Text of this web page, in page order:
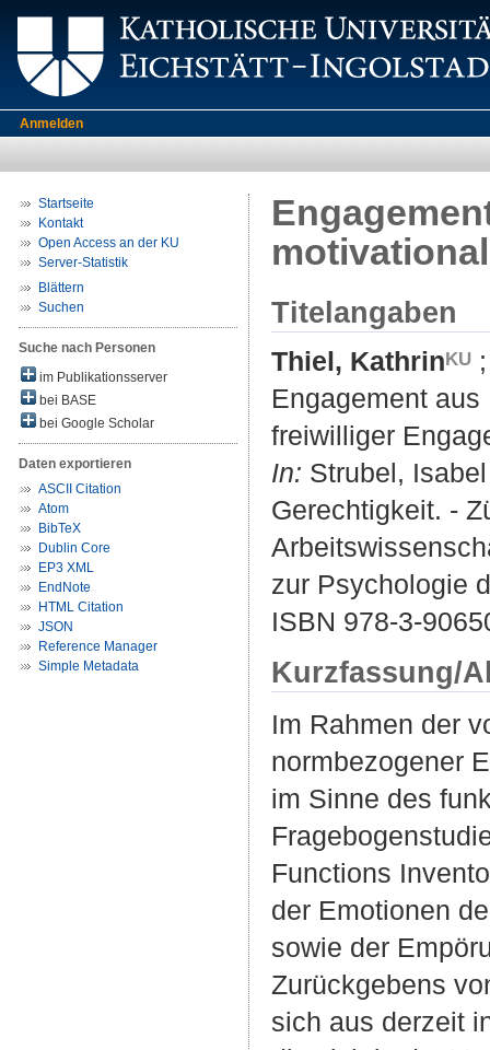
Anmelden
Startseite
Kontakt
Open Access an der KU
Server-Statistik
Blättern
Suchen
Suche nach Personen
im Publikationsserver
bei BASE
bei Google Scholar
Daten exportieren
ASCII Citation
Atom
BibTeX
Dublin Core
EP3 XML
EndNote
HTML Citation
JSON
Reference Manager
Simple Metadata
Titelangaben
Thiel, Kathrin
Engagement
freiwilliger
In: Strubel,
Gerechtigkeit. -
zur Psychologie
ISBN 978-3-
Kurzfassung/
Im Rahmen der
normbezogener
im Sinne des
Functions
der Emotionen
sowie der
Zurückgebens
sich aus derzeit